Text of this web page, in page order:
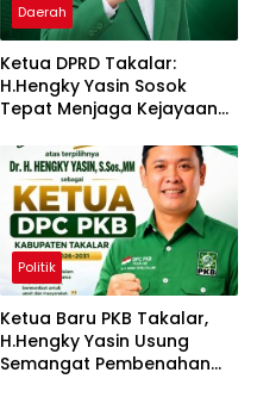
Daerah
Ketua DPRD Takalar:
H.Hengky Yasin Sosok
Tepat Menjaga Kejayaan
Panrannuangku
Politik
Ketua Baru PKB Takalar,
H.Hengky Yasin Usung
Semangat Pembenahan